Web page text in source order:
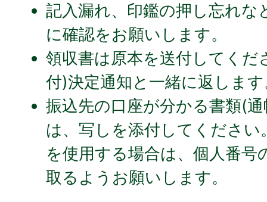
記入漏れ、印鑑の押し忘れな
に確認をお願いします。
領収書は原本を送付してくだ
付)決定通知と一緒に返しま
振込先の口座が分かる書類(
は、写しを添付してくださ
を使用する場合は、個人番号
取るようお願いします。